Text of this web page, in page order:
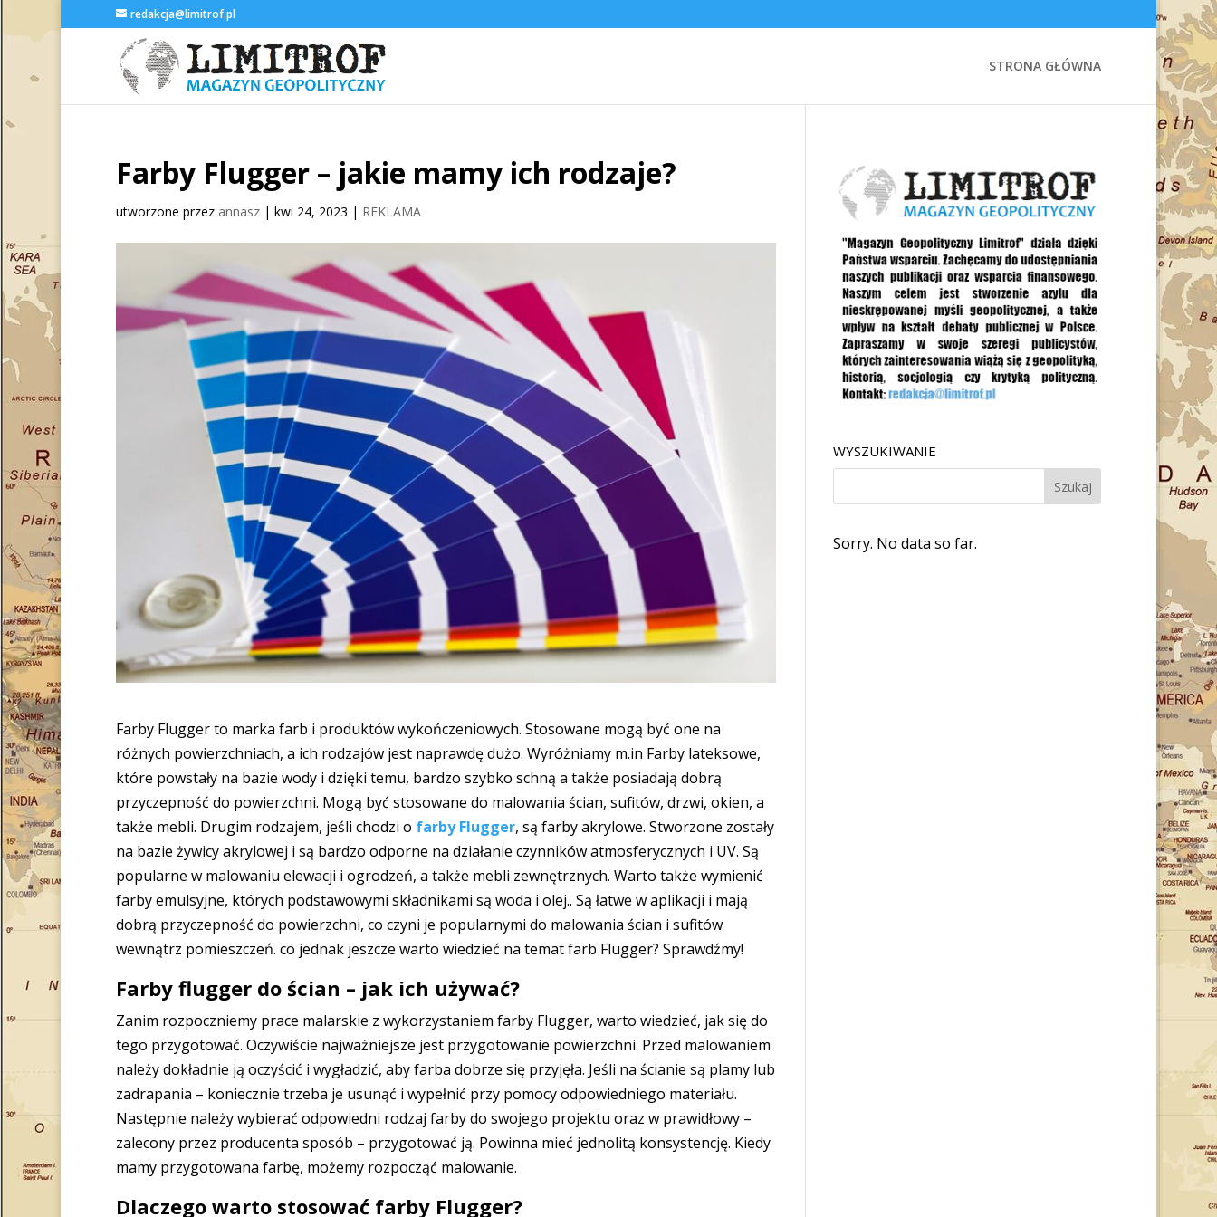
redakcja@limitrof.pl
STRONA GŁÓWNA
Farby Flugger – jakie mamy ich rodzaje?
utworzone przez annasz| kwi 24, 2023 | REKLAMA
Farby Flugger to marka farb i produktów wykończeniowych. Stosowane mogą być one na
różnych powierzchniach, a ich rodzajów jest naprawdę dużo. Wyróżniamy m.in Farby lateksowe,
które powstały na bazie wody i dzięki temu, bardzo szybko schną a także posiadają dobrą
przyczepność do powierzchni. Mogą być stosowane do malowania ścian, sufitów, drzwi, okien, a
także mebli. Drugim rodzajem, jeśli chodzi o farby Flugger, są farby akrylowe. Stworzone zostały
na bazie żywicy akrylowej i są bardzo odporne na działanie czynników atmosferycznych i UV. Są
popularne w malowaniu elewacji i ogrodzeń, a także mebli zewnętrznych. Warto także wymienić
farby emulsyjne, których podstawowymi składnikami są woda i olej.. Są łatwe w aplikacji i mają
dobrą przyczepność do powierzchni, co czyni je popularnymi do malowania ścian i sufitów
wewnątrz pomieszczeń. co jednak jeszcze warto wiedzieć na temat farb Flugger? Sprawdźmy!
Farby flugger do ścian – jak ich używać?
Zanim rozpoczniemy prace malarskie z wykorzystaniem farby Flugger, warto wiedzieć, jak się do
tego przygotować. Oczywiście najważniejsze jest przygotowanie powierzchni. Przed malowaniem
należy dokładnie ją oczyścić i wygładzić, aby farba dobrze się przyjęła. Jeśli na ścianie są plamy lub
zadrapania – koniecznie trzeba je usunąć i wypełnić przy pomocy odpowiedniego materiału.
Następnie należy wybierać odpowiedni rodzaj farby do swojego projektu oraz w prawidłowy –
zalecony przez producenta sposób – przygotować ją. Powinna mieć jednolitą konsystencję. Kiedy
mamy przygotowana farbę, możemy rozpocząć malowanie.
Dlaczego warto stosować farby Flugger?
WYSZUKIWANIE
Sorry. No data so far.